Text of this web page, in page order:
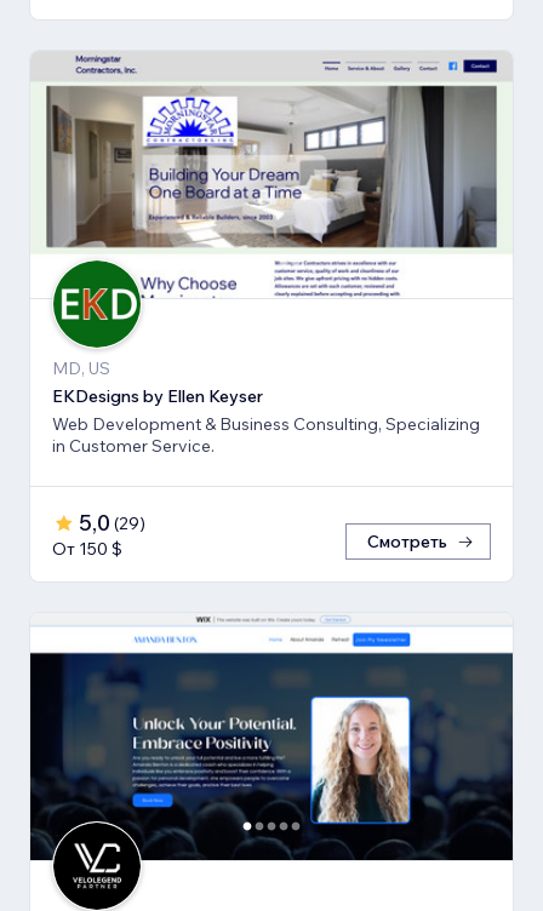
MD, US
EKDesigns by Ellen Keyser
Web Development & Business Consulting, Specializing
in Customer Service.
5,0 (29)
От 150 $
Смотреть